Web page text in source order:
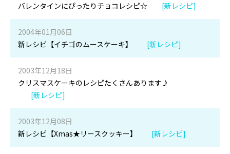
バレンタインにぴったりチョコレシピ☆
[新レシピ]
2004年01月06日
新レシピ【イチゴのムースケーキ】
[新レシピ]
2003年12月18日
クリスマスケーキのレシピたくさんあります♪
[新レシピ]
2003年12月08日
新レシピ【Xmas★リースクッキー】
[新レシピ]